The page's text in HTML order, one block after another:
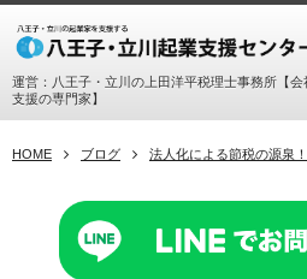
運営：八王子・立川の上田洋平税理士事務所【
支援の専門家】
HOME ブログ 法人化による節税の源泉